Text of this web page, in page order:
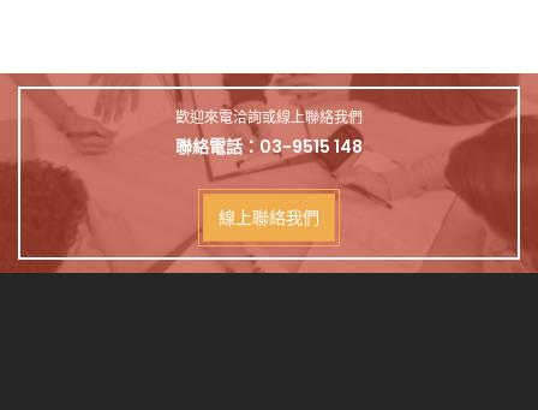
歡迎來電洽詢或線上聯絡我們
聯絡電話：03-9515 148
線上聯絡我們